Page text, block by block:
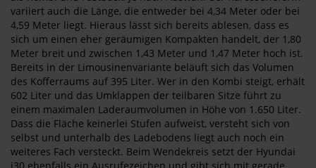
variiert auch die Länge, die entweder bei 4,34 Meter oder bei
4,59 Meter liegt. Hieraus lässt sich bereits ablesen, dass es
sich um einen eher geräumigen Kompakten handelt, der 1,80
Meter breit und zwischen 1,43 Meter und 1,47 Meter hoch ist.
Bereits in der Limousinenvariante beläuft sich das Volumen
des Kofferraums auf 395 Liter. Wer in den Kombi steigt, erhält
602 Liter und das Umklappen der teilbaren Sitze führt zu
einem maximalen Laderaumvolumen in Höhe von 1.650 Liter.
Dass die Fläche keinerlei Stufen aufweist, versteht sich von
selbst und unterhalb des Ladebodens liegt auch noch ein
weiteres Fach versteckt. Beim Wendekreis setzt der Hyundai